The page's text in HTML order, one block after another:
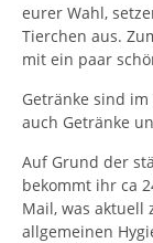
eurer Wahl,
Tierchen aus.
mit ein paar
Getränke sind
auch Getränke
Auf Grund der
bekommt ihr ca
Mail, was aktuell
allgemeinen